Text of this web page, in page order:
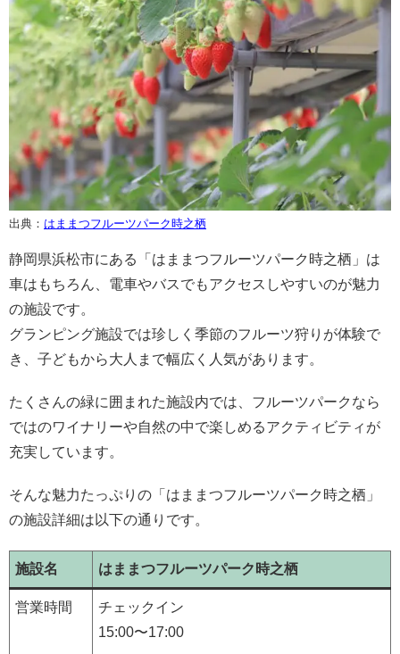
出典： はままつフルーツパーク時之栖
静岡県浜松市にある「はままつフルーツパーク時之栖」は
車はもちろん、電車やバスでもアクセスしやすいのが魅力
の施設です。
グランピング施設では珍しく季節のフルーツ狩りが体験で
き、子どもから大人まで幅広く人気があります。
たくさんの緑に囲まれた施設内では、フルーツパークなら
ではのワイナリーや自然の中で楽しめるアクティビティが
充実しています。
そんな魅力たっぷりの「はままつフルーツパーク時之栖」
の施設詳細は以下の通りです。
施設名 はままつフルーツパーク時之栖
営業時間
チェックイン
15:00〜17:00